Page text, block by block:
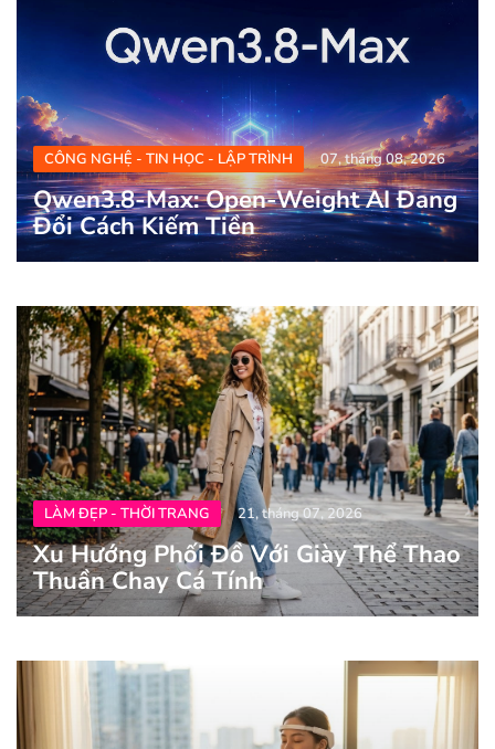
CÔNG NGHỆ - TIN HỌC - LẬP TRÌNH 07, tháng 08, 2026
Qwen3.8-Max: Open-Weight AI Đang
Đổi Cách Kiếm Tiền
LÀM ĐẸP - THỜI TRANG 21, tháng 07, 2026
Xu Hướng Phối Đồ Với Giày Thể Thao
Thuần Chay Cá Tính